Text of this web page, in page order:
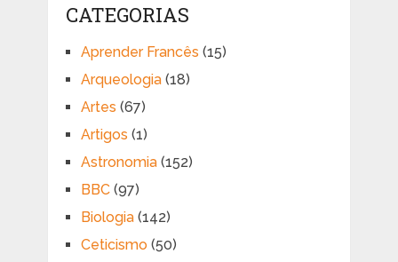
CATEGORIAS
Aprender Francês (15)
Arqueologia(18)
Artes (67)
Artigos (1)
Astronomia(152)
BBC(97)
Biologia(142)
Ceticismo (50)